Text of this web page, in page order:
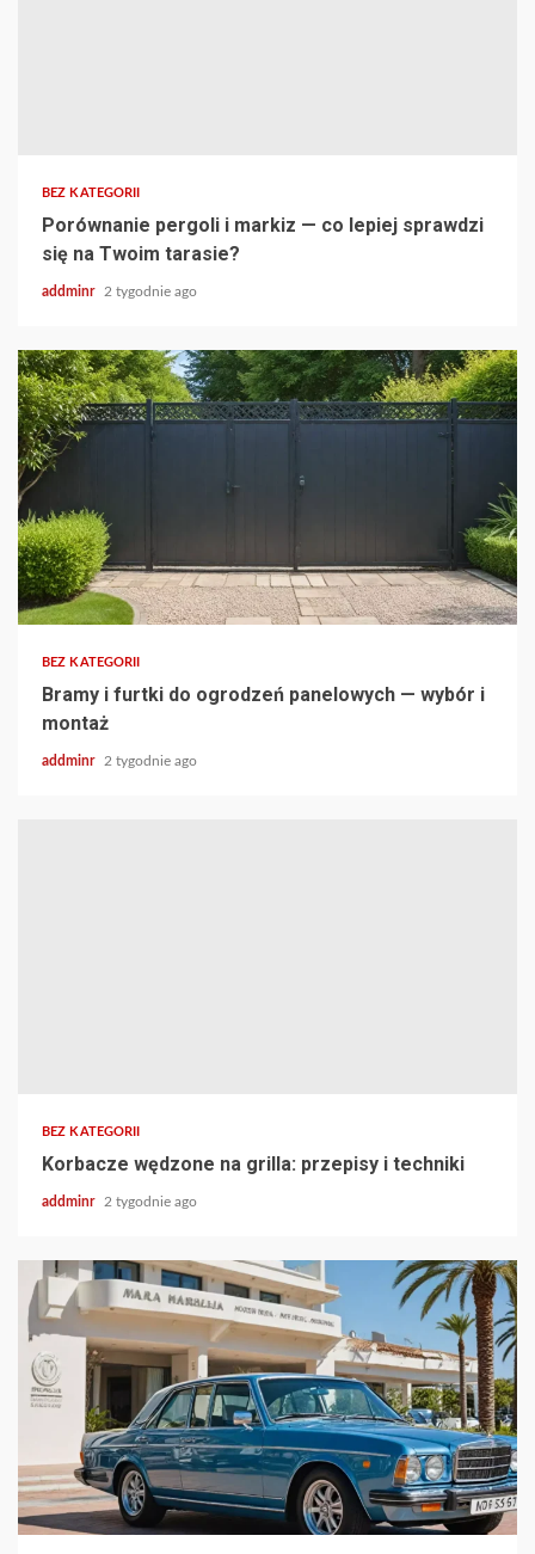
BEZ KATEGORII
Porównanie pergoli i markiz — co lepiej sprawdzi
się na Twoim tarasie?
addminr 2 tygodnie ago
BEZ KATEGORII
Bramy i furtki do ogrodzeń panelowych — wybór i
montaż
addminr 2 tygodnie ago
BEZ KATEGORII
Korbacze wędzone na grilla: przepisy i techniki
addminr 2 tygodnie ago